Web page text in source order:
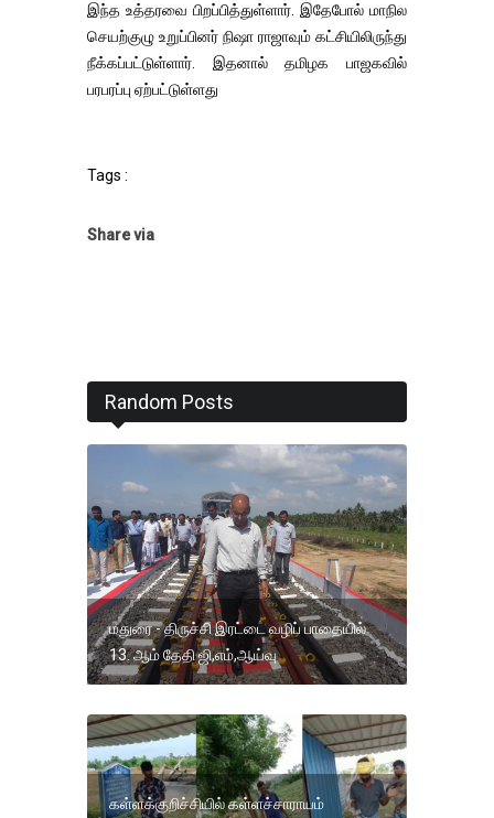
இந்த உத்தரவை பிறப்பித்துள்ளார். இதேபோல் மாநில
செயற்குழு உறுப்பினர் நிஷா ராஜாவும் கட்சியிலிருந்து
நீக்கப்பட்டுள்ளார். இதனால் தமிழக பாஜகவில்
பரபரப்பு ஏற்பட்டுள்ளது
Tags :
Share via
Random Posts
மதுரை - திருச்சி இரட்டை வழிப் பாதையில்
13. ஆம் தேதி ஜி,எம்,ஆய்வு
கள்ளக்குறிச்சியில் கள்ளச்சாராயம்